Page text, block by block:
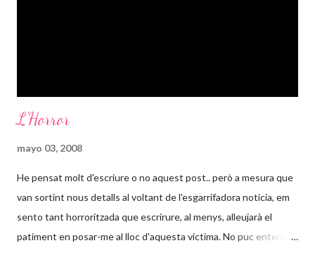
L'Horror
mayo 03, 2008
He pensat molt d'escriure o no aquest post.. però a mesura que
van sortint nous detalls al voltant de l'esgarrifadora noticia, em
sento tant horroritzada que escrirure, al menys, alleujarà el
patiment en posar-me al lloc d'aquesta victima. No puc entendre